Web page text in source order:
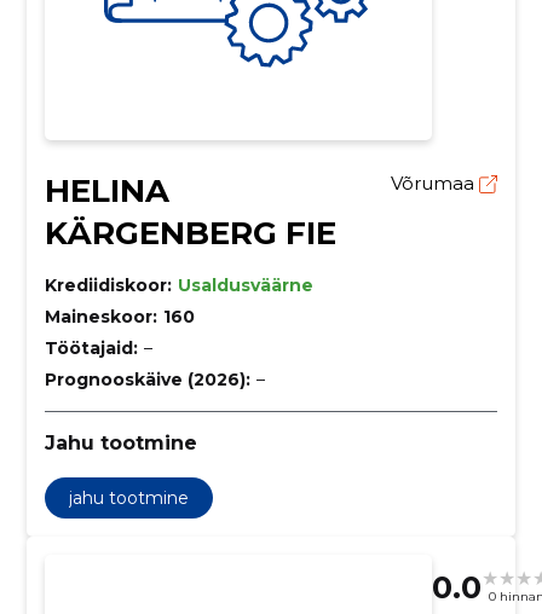
HELINA
KÄRGENBERG FIE
Võrumaa
Krediidiskoor: Usaldusväärne
Maineskoor: 160
Töötajaid: –
Prognooskäive (2026): –
Jahu tootmine
jahu tootmine
0.0 0